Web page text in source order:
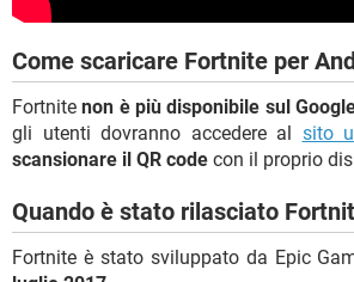
Come scaricare Fortnite per
Fortnitenon è più disponibile sul
gli utenti dovranno accedere al sito
scansionare il QR code con il proprio
Quando è stato rilasciato
Fortnite è stato sviluppato da Epic